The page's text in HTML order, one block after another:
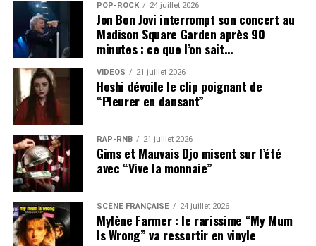
POP-ROCK 24 juillet 2026
Jon Bon Jovi interrompt son concert au
Madison Square Garden après 90
minutes : ce que l’on sait…
VIDEOS 21 juillet 2026
Hoshi dévoile le clip poignant de
“Pleurer en dansant”
RAP-RNB 21 juillet 2026
Gims et Mauvais Djo misent sur l’été
avec “Vive la monnaie”
SCÈNE FRANÇAISE 24 juillet 2026
Mylène Farmer : le rarissime “My Mum
Is Wrong” va ressortir en vinyle